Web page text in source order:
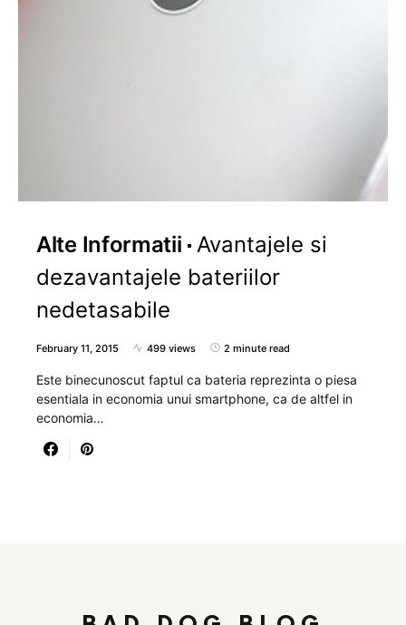
Alte Informatii
Avantajele si
dezavantajele bateriilor
nedetasabile
February 11, 2015 499 views 2 minute read
Este binecunoscut faptul ca bateria reprezinta o piesa
esentiala in economia unui smartphone, ca de altfel in
economia…